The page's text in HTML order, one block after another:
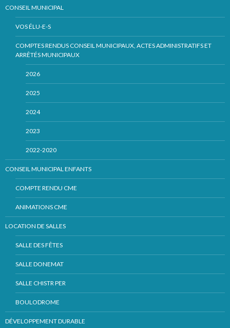
CONSEIL MUNICIPAL
VOS ÉLU-E-S
COMPTES RENDUS CONSEIL MUNICIPAUX, ACTES ADMINISTRATIFS ET
ARRÊTÉS MUNICIPAUX
2026
2025
2024
2023
2022-2020
CONSEIL MUNICIPAL ENFANTS
COMPTE RENDU CME
ANIMATIONS CME
LOCATION DE SALLES
SALLE DES FÊTES
SALLE DONEMAT
SALLE CHISTR PER
BOULODROME
DÉVELOPPEMENT DURABLE